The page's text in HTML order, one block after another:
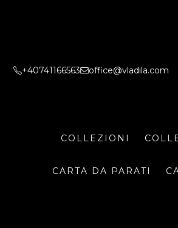
+40741166563 office@vladila.com
COLLEZIONI
CARTA DA PARATI